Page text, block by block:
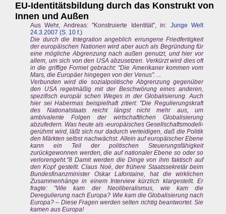
EU-Identitätsbildung durch das Konstrukt von
Innen und Außen
Aus Wehr, Andreas: "Konstruierte Identität", in: Junge Welt
24.3.2007 (S. 10 f.)
Die durch die Integration angeblich errungene Friedfertigkeit
der europäischen Nationen wird aber auch als Begründung für
eine mögliche Abgrenzung nach außen genutzt, und hier vor
allem, um sich von den USA abzusetzen. Verkürzt wird dies oft
in die griffige Formel gebracht: "Die Amerikaner kommen vom
Mars, die Europäer hingegen von der Venus". ...
Verbunden wird die sozialpolitische Abgrenzung gegenüber
den USA regelmäßig mit der Beschwörung eines anderen,
spezifisch europäi schen Weges in der Globalisierung. Auch
hier sei Habermas beispielhaft zitiert: "Die Regulierungskraft
des Nationalstaats reicht längst nicht mehr aus, um
ambivalente Folgen der wirtschaftlichen Globalisierung
abzufedern. Was heute als ›europäisches Gesellschaftsmodell‹
gerühmt wird, läßt sich nur dadurch verteidigen, daß die Politik
den Märkten selbst nachwächst. Allein auf europäischer Ebene
kann ein Teil der politischen Steuerungsfähigkeit
zurückgewonnen werden, die auf nationaler Ebene so oder so
verlorengeht."8 Damit werden die Dinge von ihm faktisch auf
den Kopf gestellt. Claus Noé, der frühere Staatssekretär beim
Bundesfinanzminister Oskar Lafontaine, hat die wirklichen
Zusammenhänge in einem Interview kürzlich klargestellt. Er
fragte: "Wie kam der Neoliberalismus, wie kam die
Deregulierung nach Europa? Wie kam die Globalisierung nach
Europa? – Diese Fragen werden selten richtig beantwortet. Sie
kamen aus Europa!